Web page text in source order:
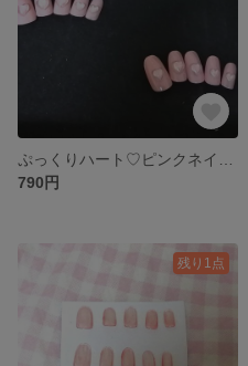
790円
残り1点